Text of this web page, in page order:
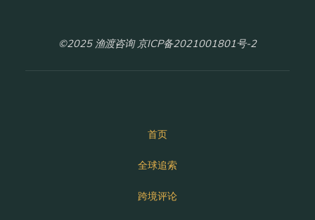
©2025 渔渡咨询 京ICP备2021001801号-2
首页
全球追索
跨境评论